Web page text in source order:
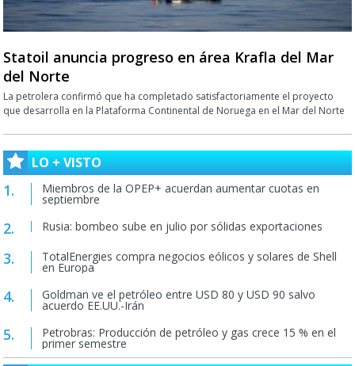
Statoil anuncia progreso en área Krafla del Mar
del Norte
La petrolera confirmó que ha completado satisfactoriamente el proyecto
que desarrolla en la Plataforma Continental de Noruega en el Mar del Norte
LO + VISTO
Miembros de la OPEP+ acuerdan aumentar cuotas en
septiembre
Rusia: bombeo sube en julio por sólidas exportaciones
TotalEnergies compra negocios eólicos y solares de Shell
en Europa
Goldman ve el petróleo entre USD 80 y USD 90 salvo
acuerdo EE.UU.-Irán
Petrobras: Producción de petróleo y gas crece 15 % en el
primer semestre